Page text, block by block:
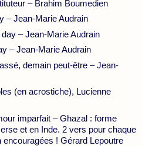
– Brahim Boumedien
– Jean-Marie Audrain
– Jean-Marie Audrain
– Jean-Marie Audrain
demain peut-être – Jean-
(en acrostiche), Lucienne
imparfait – Ghazal : forme
et en Inde. 2 vers pour chaque
! Gérard Lepoutre